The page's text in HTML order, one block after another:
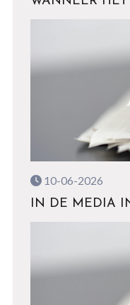
10-06-2026
IN DE MEDIA